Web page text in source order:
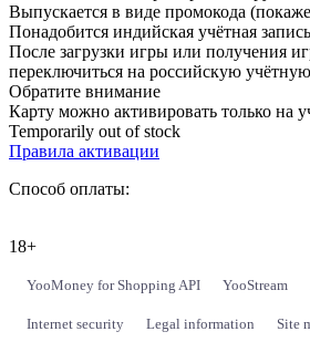
Выпускается в виде промокода
Понадобится индийская учётная
После загрузки игры или получения
переключиться на российскую
Обратите внимание
Карту можно активировать только на
Temporarily out of stock
Правила активации
Способ оплаты:
18+
YooMoney for Shopping API YooStream
Internet security Legal information Site